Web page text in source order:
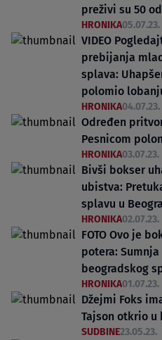
preživi su 50
HRONIKA05.07.23.
VIDEO
prebijanja
splava:
polomio
HRONIKA04.07.23.
Određen
Pesnicom
HRONIKA03.07.23.
Bivši bokser
ubistva:
splavu u
HRONIKA02.07.23.
FOTO Ovo je
potera:
beogradskog
HRONIKA01.07.23.
Džejmi Foks
Tajson otkrio u
SUDBINE23.05.23.